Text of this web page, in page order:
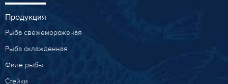
Продукция
Рыба свежемороженая
Рыба охлажденная
Филе рыбы
Стейки